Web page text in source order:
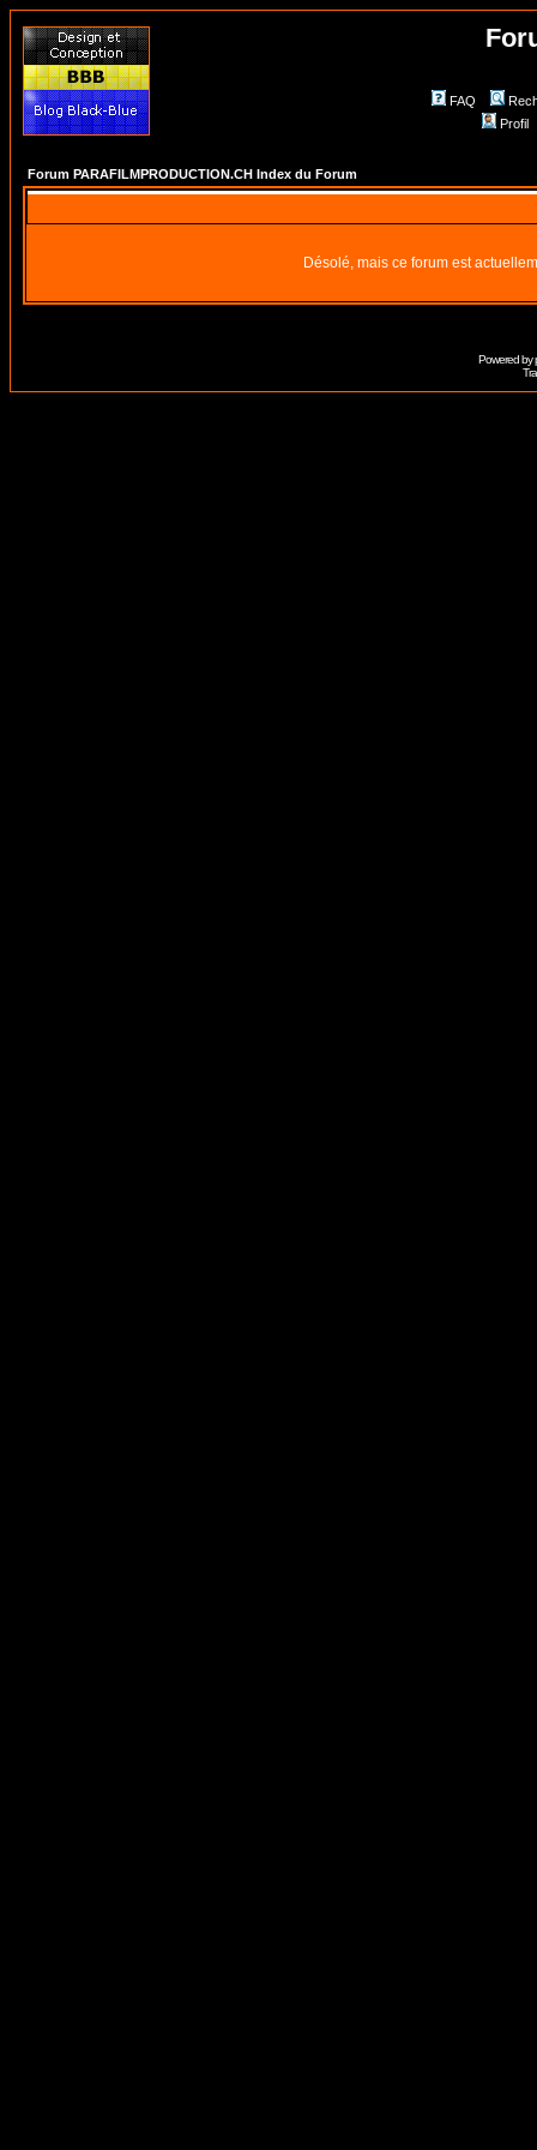
FAQ
Profil
Forum PARAFILMPRODUCTION.CH Index du Forum
Désolé, mais ce forum est
Powered by